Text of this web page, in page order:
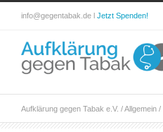
info@gegentabak.de l Jetzt Spenden!
Aufklärung gegen Tabak e.V. /Allgemein /